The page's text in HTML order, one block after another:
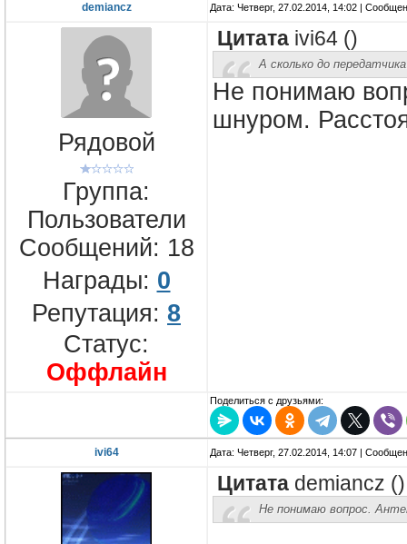
demiancz Дата: Четверг, 27.02.2014, 14:02 |
Рядовой
Группа:
Пользователи
Сообщений: 18
Награды: 0
Репутация: 8
Статус:
Оффлайн
Цитата ivi64 ()
А сколько до
Не понимаю
шнуром.
Поделиться с друзьями:
ivi64 Дата: Четверг, 27.02.2014, 14:07 |
Цитата demiancz ()
Не понимаю вопрос.